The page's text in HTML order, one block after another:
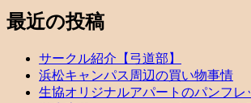
最近の投稿
サークル紹介【弓道部】
浜松キャンパス周辺の買い物事情
生協オリジナルアパートのパンフレ